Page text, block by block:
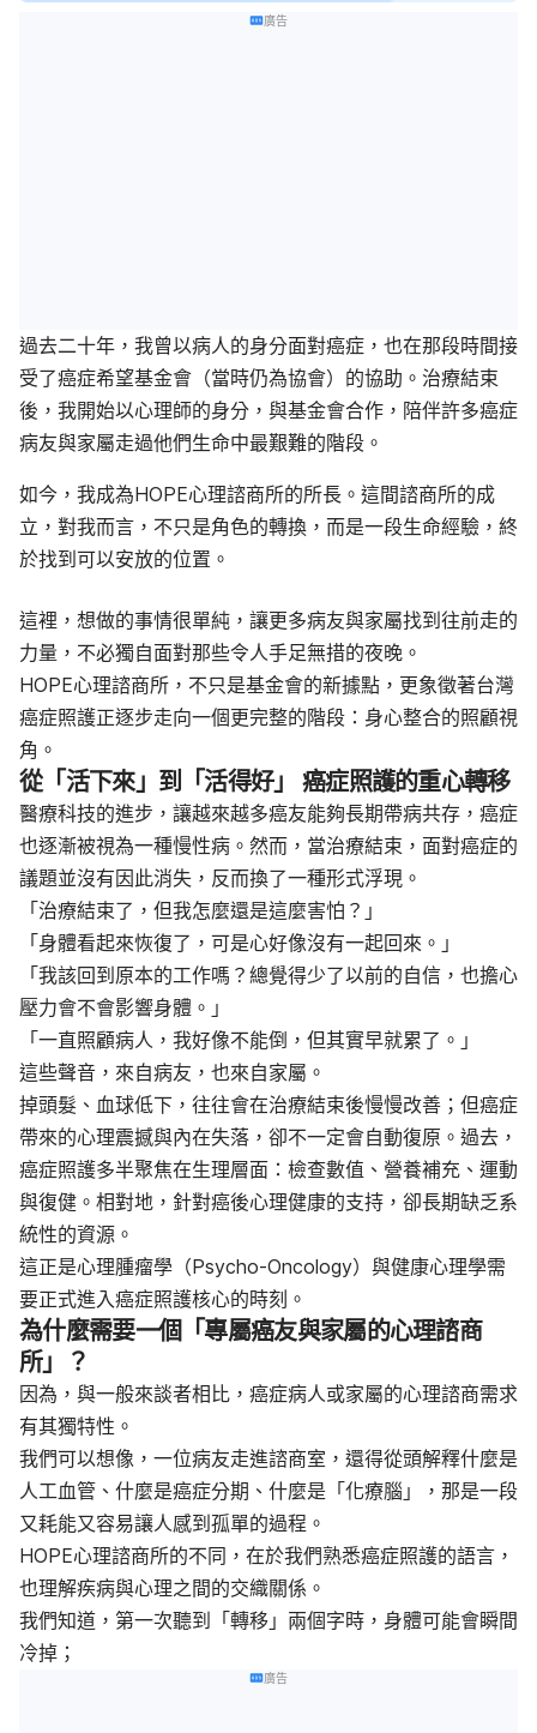
廣告
過去二十年，我曾以病人的身分面對癌症，也在那段時間接
受了癌症希望基金會（當時仍為協會）的協助。治療結束
後，我開始以心理師的身分，與基金會合作，陪伴許多癌症
病友與家屬走過他們生命中最艱難的階段。
如今，我成為HOPE心理諮商所的所長。這間諮商所的成
立，對我而言，不只是角色的轉換，而是一段生命經驗，終
於找到可以安放的位置。
這裡，想做的事情很單純，讓更多病友與家屬找到往前走的
力量，不必獨自面對那些令人手足無措的夜晚。
HOPE心理諮商所，不只是基金會的新據點，更象徵著台灣
癌症照護正逐步走向一個更完整的階段：身心整合的照顧視
角。
從「活下來」到「活得好」 癌症照護的重心轉移
醫療科技的進步，讓越來越多癌友能夠長期帶病共存，癌症
也逐漸被視為一種慢性病。然而，當治療結束，面對癌症的
議題並沒有因此消失，反而換了一種形式浮現。
「治療結束了，但我怎麼還是這麼害怕？」
「身體看起來恢復了，可是心好像沒有一起回來。」
「我該回到原本的工作嗎？總覺得少了以前的自信，也擔心
壓力會不會影響身體。」
「一直照顧病人，我好像不能倒，但其實早就累了。」
這些聲音，來自病友，也來自家屬。
掉頭髮、血球低下，往往會在治療結束後慢慢改善；但癌症
帶來的心理震撼與內在失落，卻不一定會自動復原。過去，
癌症照護多半聚焦在生理層面：檢查數值、營養補充、運動
與復健。相對地，針對癌後心理健康的支持，卻長期缺乏系
統性的資源。
這正是心理腫瘤學（Psycho-Oncology）與健康心理學需
要正式進入癌症照護核心的時刻。
為什麼需要一個「專屬癌友與家屬的心理諮商
所」？
因為，與一般來談者相比，癌症病人或家屬的心理諮商需求
有其獨特性。
我們可以想像，一位病友走進諮商室，還得從頭解釋什麼是
人工血管、什麼是癌症分期、什麼是「化療腦」，那是一段
又耗能又容易讓人感到孤單的過程。
HOPE心理諮商所的不同，在於我們熟悉癌症照護的語言，
也理解疾病與心理之間的交織關係。
我們知道，第一次聽到「轉移」兩個字時，身體可能會瞬間
冷掉；
廣告